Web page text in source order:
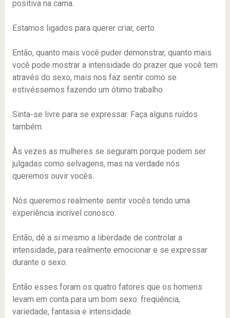
positiva na cama.
Estamos ligados para querer criar, certo.
Então, quanto mais você puder demonstrar, quanto mais
você pode mostrar a intensidade do prazer que você tem
através do sexo, mais nos faz sentir como se
estivéssemos fazendo um ótimo trabalho.
Sinta-se livre para se expressar. Faça alguns ruídos
também.
Às vezes as mulheres se seguram porque podem ser
julgadas como selvagens, mas na verdade nós
queremos ouvir vocês.
Nós queremos realmente sentir vocês tendo uma
experiência incrível conosco.
Então, dê a si mesmo a liberdade de controlar a
intensidade, para realmente emocionar e se expressar
durante o sexo.
Então esses foram os quatro fatores que os homens
levam em conta para um bom sexo: freqüência,
variedade, fantasia e intensidade.